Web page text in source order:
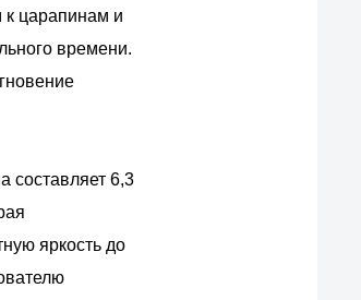
к царапинам и
времени.
составляет 6,3
яркость до